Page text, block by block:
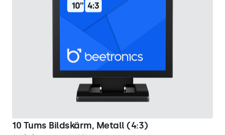
10 Tums Bildskärm, Metall (4:3)